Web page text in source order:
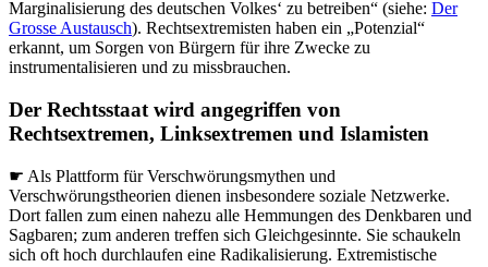
Marginalisierung des deutschen Volkes‘ zu betreiben“ (siehe: Der
Grosse Austausch). Rechtsextremisten haben ein „Potenzial“
erkannt, um Sorgen von Bürgern für ihre Zwecke zu
instrumentalisieren und zu missbrauchen.
Der Rechtsstaat wird angegriffen von
Rechtsextremen, Linksextremen und Islamisten
☛ Als Plattform für Verschwörungsmythen und
Verschwörungstheorien dienen insbesondere soziale Netzwerke.
Dort fallen zum einen nahezu alle Hemmungen des Denkbaren und
Sagbaren; zum anderen treffen sich Gleichgesinnte. Sie schaukeln
sich oft hoch durchlaufen eine Radikalisierung. Extremistische